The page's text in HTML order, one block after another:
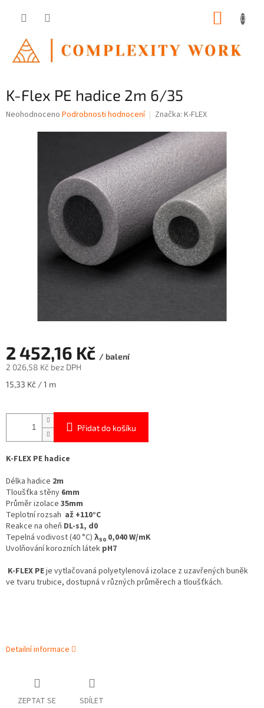
K-Flex PE hadice 2m 6/35
Průměrné
Neohodnoceno Podrobnosti hodnocení Značka: K-FLEX
2 452,16 Kč / balení
2 026,58 Kč bez DPH
Měrná
15,33 Kč / 1 m
Přidat do košíku
K-FLEX PE hadice
Délka hadice 2m
Tloušťka stěny 6mm
Průměr izolace 35mm
Teplotní rozsah až +110°C
Reakce na oheň DL-s1, d0
Tepelná vodivost (40 °C) λ50 0,040 W/mK
Uvolňování korozních látek pH7
K-FLEX PEje vytlačovaná polyetylenová izolace z uzavřených buněk
ve tvaru trubice, dostupná v různých průměrech a tloušťkách.
Detailní informace
ZEPTAT SE SDÍLET